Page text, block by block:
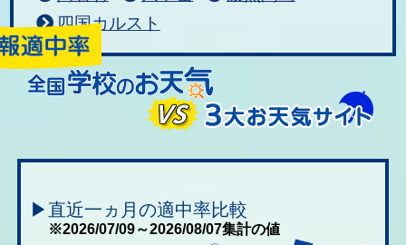
四国カルスト
▶直近一ヵ月の適中率比較
※2026/07/09～2026/08/07集計の値